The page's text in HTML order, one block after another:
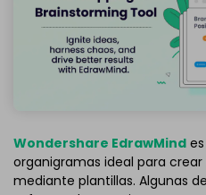
Wondershare EdrawMind
organigramas ideal para
mediante plantillas. Algunas